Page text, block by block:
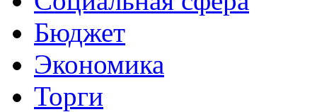
Бюджет
Экономика
Торги